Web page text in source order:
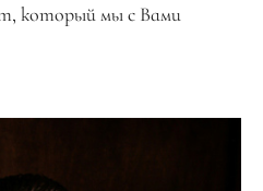
который мы с Вами